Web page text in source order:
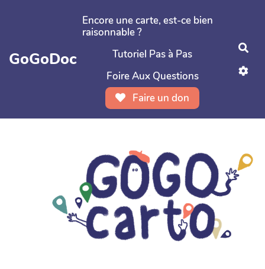
Aller au contenu principal
GoGoDoc
Encore une carte, est-ce bien
raisonnable ?
Tutoriel Pas à Pas
Foire Aux Questions
Faire un don